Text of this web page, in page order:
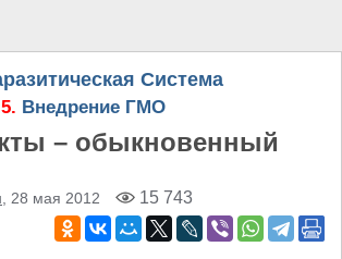
Система
Внедрение ГМО
– обыкновенный
, 28 мая 2012 15 743